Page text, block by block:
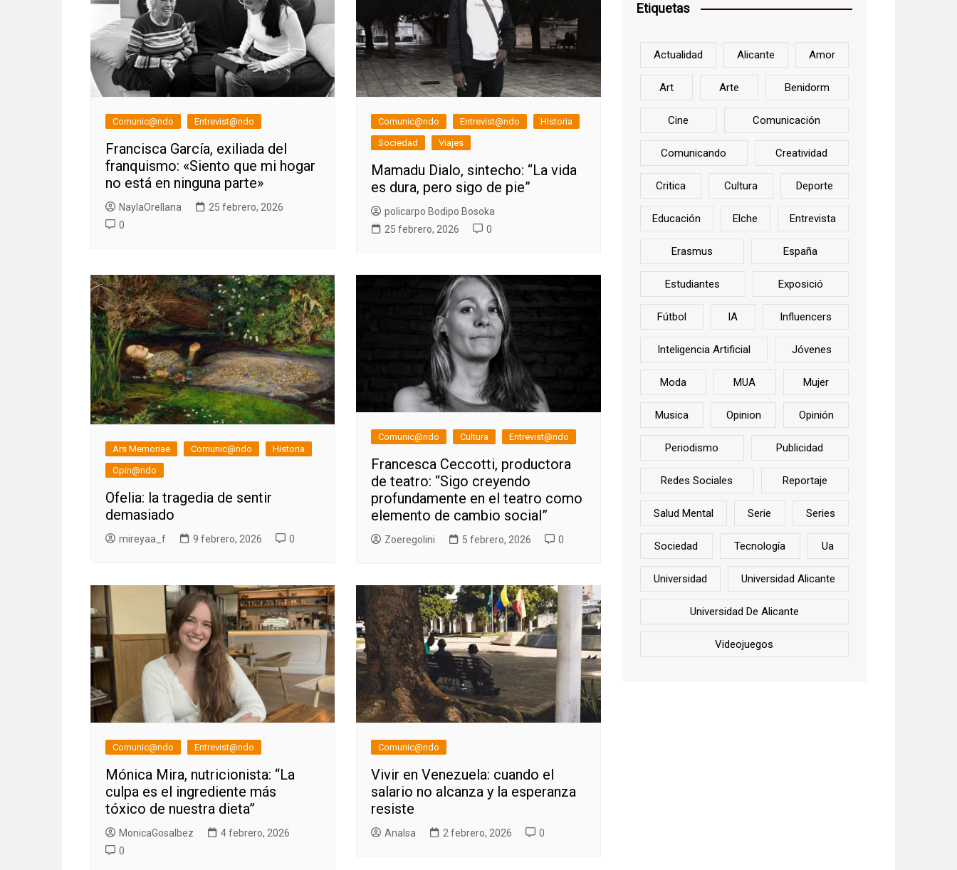
Comunic@ndo Entrevist@ndo
Francisca García, exiliada del
franquismo: «Siento que mi hogar
no está en ninguna parte»
NaylaOrellana
25 febrero, 2026
0
Comunic@ndo Entrevist@ndo
Historia
Sociedad
Viajes
Mamadu Dialo, sintecho: “La vida
es dura, pero sigo de pie”
policarpo Bodipo Bosoka
25 febrero, 2026
0
Ars Memoriae Comunic@ndo
Historia
Opin@ndo
Ofelia: la tragedia de sentir
demasiado
mireyaa_f 9 febrero, 2026 0
Comunic@ndo Cultura Entrevist@ndo
Francesca Ceccotti, productora
de teatro: “Sigo creyendo
profundamente en el teatro como
elemento de cambio social”
Zoeregolini 5 febrero, 2026 0
Comunic@ndo Entrevist@ndo
Mónica Mira, nutricionista: “La
culpa es el ingrediente más
tóxico de nuestra dieta”
MonicaGosalbez
4 febrero, 2026
0
Comunic@ndo
Vivir en Venezuela: cuando el
salario no alcanza y la esperanza
resiste
AnaIsa 2 febrero, 2026 0
Etiquetas
Actualidad Alicante Amor
Art Arte Benidorm
Cine Comunicación
Comunicando Creatividad
Critica Cultura Deporte
Educación Elche Entrevista
Erasmus España
Estudiantes Exposició
Fútbol IA Influencers
Inteligencia Artificial Jóvenes
Moda MUA Mujer
Musica Opinion Opinión
Periodismo Publicidad
Redes Sociales Reportaje
Salud Mental Serie Series
Sociedad Tecnología Ua
Universidad Universidad Alicante
Universidad De Alicante
Videojuegos